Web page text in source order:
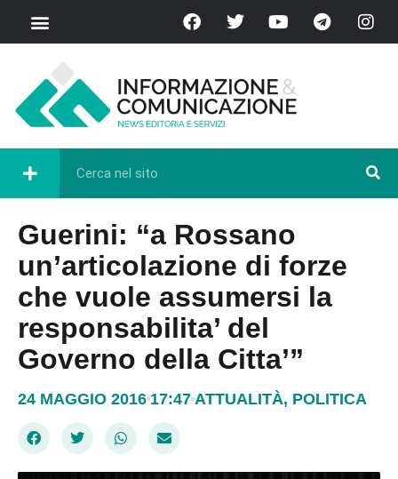
Guerini: “a Rossano
un’articolazione di forze
che vuole assumersi la
responsabilita’ del
Governo della Citta’”
24 MAGGIO 2016 17:47 ATTUALITÀ, POLITICA